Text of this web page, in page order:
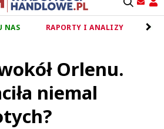
NAS RAPORTY I ANALIZY
Orlenu.
niemal